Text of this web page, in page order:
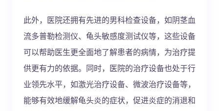
此外，医院还拥有先进的男科检查设备，如阴茎血
流多普勒检测仪、龟头敏感度测试仪等，这些设备
可以帮助医生更全面地了解患者的病情，为治疗提
供更有力的依据。同时，医院的治疗设备也处于行
业领先水平，如激光治疗设备、微波治疗设备等，
能够有效地缓解龟头炎的症状，促进炎症的消退和